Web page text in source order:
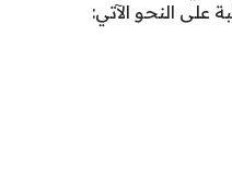
على النحو الآتي: